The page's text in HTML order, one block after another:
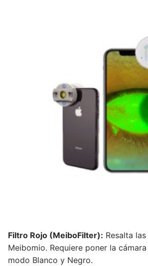
Filtro Rojo (MeiboFilter): Resalta
Meibomio. Requiere poner la
modo Blanco y Negro.